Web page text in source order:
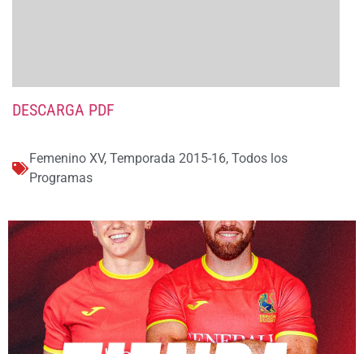
DESCARGA PDF
Femenino XV, Temporada 2015-16, Todos los
Programas